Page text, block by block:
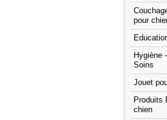
pour
Hygiène
Soins
Jouet
Produits
chien